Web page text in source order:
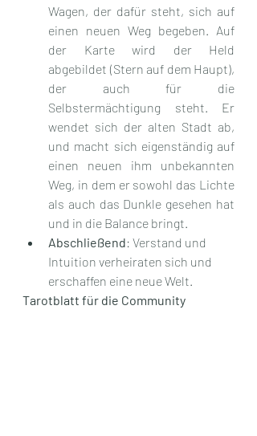
Wagen, der dafür steht, sich auf
einen neuen Weg begeben. Auf
der Karte wird der Held
abgebildet (Stern auf dem Haupt),
der auch für die
Selbstermächtigung steht. Er
wendet sich der alten Stadt ab,
und macht sich eigenständig auf
einen neuen ihm unbekannten
Weg, in dem er sowohl das Lichte
als auch das Dunkle gesehen hat
und in die Balance bringt.
Abschließend: Verstand und
Intuition verheiraten sich und
erschaffen eine neue Welt.
Tarotblatt für die Community